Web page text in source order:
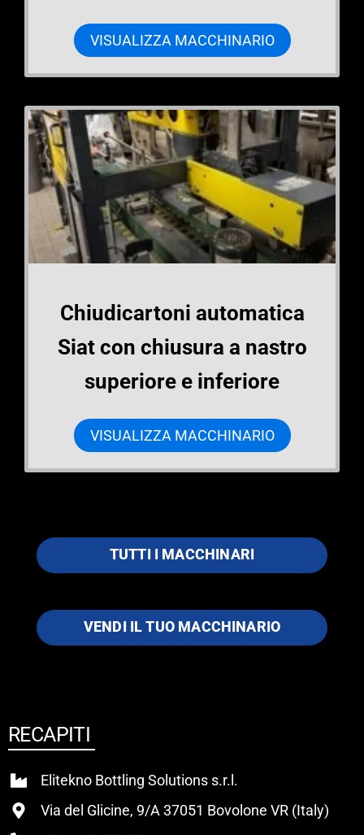
VISUALIZZA MACCHINARIO
Chiudicartoni automatica
Siat con chiusura a nastro
superiore e inferiore
VISUALIZZA MACCHINARIO
TUTTI I MACCHINARI
VENDI IL TUO MACCHINARIO
RECAPITI
Elitekno Bottling Solutions s.r.l.
Via del Glicine, 9/A 37051 Bovolone VR (Italy)